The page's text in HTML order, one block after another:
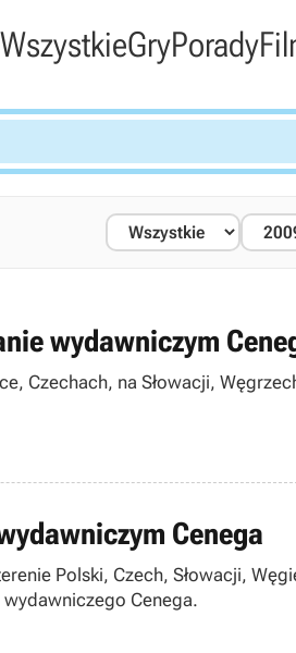
WszystkieGryPorady
wydawniczym
Czechach, na Słowacji,
Cenega
Polski, Czech, Słowacji,
wydawniczego Cenega.